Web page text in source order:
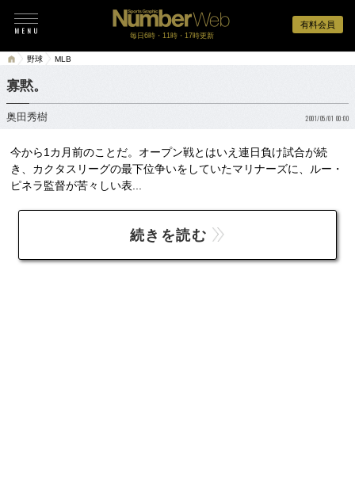
有料会員
毎日6時・11時・17時更新
野球 MLB
寡黙。
奥田秀樹 2001/05/01 00:00
今から1カ月前のことだ。オープン戦とはいえ連日負け試合が続
き、カクタスリーグの最下位争いをしていたマリナーズに、ルー・
ピネラ監督が苦々しい表...
続きを読む